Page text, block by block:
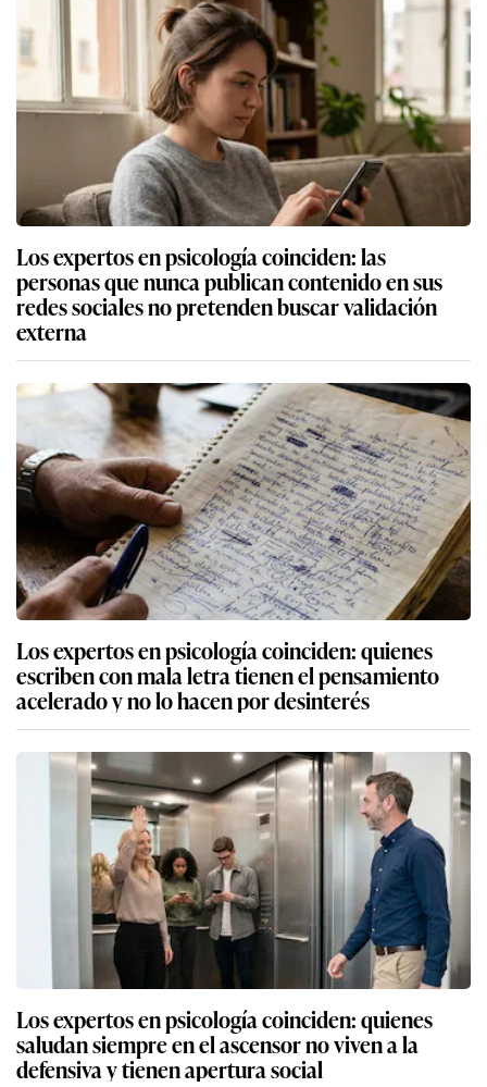
Los expertos en psicología coinciden: las
personas que nunca publican contenido en sus
redes sociales no pretenden buscar validación
externa
Los expertos en psicología coinciden: quienes
escriben con mala letra tienen el pensamiento
acelerado y no lo hacen por desinterés
Los expertos en psicología coinciden: quienes
saludan siempre en el ascensor no viven a la
defensiva y tienen apertura social